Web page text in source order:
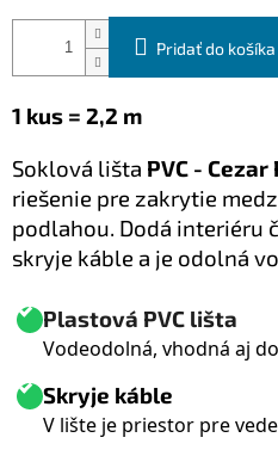
Pridať do košíka
1 kus = 2,2 m
Soklová lišta PVC - Cezar
riešenie pre zakrytie
podlahou. Dodá interiéru
skryje káble a je odolná
Plastová PVC lišta
Vodeodolná, vhodná aj
Skryje káble
V lište je priestor pre